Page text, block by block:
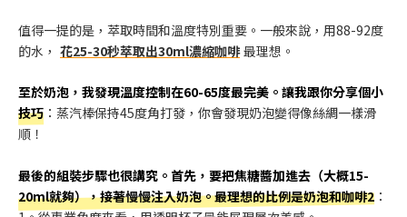
值得一提的是，萃取時間和溫度特別重要。一般來說，用88-92度
的水， 花25-30秒萃取出30ml濃縮咖啡 最理想。
至於奶泡，我發現溫度控制在60-65度最完美。讓我跟你分享個小
技巧 ：蒸汽棒保持45度角打發，你會發現奶泡變得像絲綢一樣滑
順！
最後的組裝步驟也很講究。首先，要把焦糖醬加進去（大概15-
20ml就夠），接著慢慢注入奶泡。最理想的比例是奶泡和咖啡2 ：